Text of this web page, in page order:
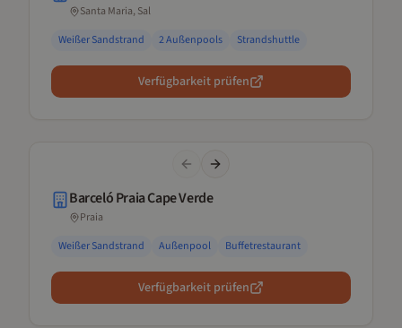
Santa Maria, Sal
Weißer Sandstrand
2 Außenpools Strandshuttle
Verfügbarkeit prüfen
Previous slide
Next slide
Barceló Praia Cape Verde
Praia
Weißer Sandstrand
Außenpool Buffetrestaurant
Verfügbarkeit prüfen